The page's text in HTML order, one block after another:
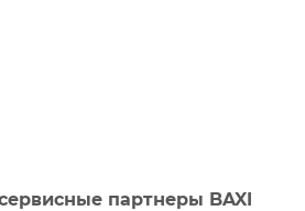
партнеры BAXI